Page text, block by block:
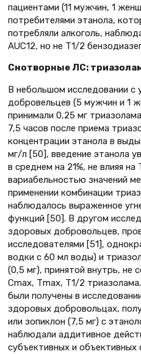
пациентами (11 мужчин, 1
потребителями этанола,
потребляли алкоголь,
AUC12, но не T1/2
Снотворные ЛС:
В небольшом исследовании с
добровельцев (5 мужчин и 1
принимали 0,25 мг
7,5 часов после приема
концентрации этанола в
мг/л [50], введение этанола
в среднем на 21%, не влияя
вариабельностью значений
применении комбинации
наблюдалось выраженное
функций [50]. В другом
здоровых добровольцев,
исследователями [51],
водки с 60 мл воды) и
(0,5 мг), принятой внутрь, не
Cmax, Тmax, Т1/2
были получены в
здоровых добровольцах,
или зопиклон (7,5 мг) с
наблюдали аддитивное
субъективных и